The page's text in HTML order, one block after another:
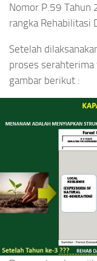
Nomor P.59 Tahun
rangka Rehabilitasi
Setelah
proses serahterima
gambar berikut :